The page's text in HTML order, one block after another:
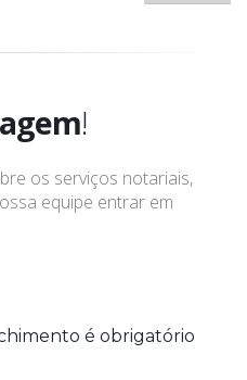
!
os serviços notariais,
equipe entrar em